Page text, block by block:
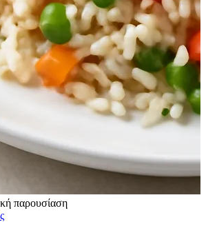
παρουσίαση